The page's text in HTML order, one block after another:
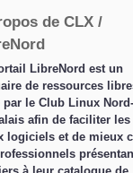
de CLX /
LibreNord est un
de ressources
par le Club Linux
afin de faciliter les
logiciels et de mieux